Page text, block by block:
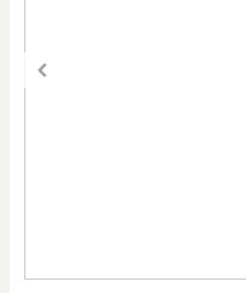
カテゴリから探す